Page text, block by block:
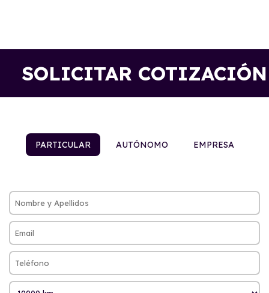
SOLICITAR COTIZACIÓN
PARTICULAR AUTÓNOMO EMPRESA